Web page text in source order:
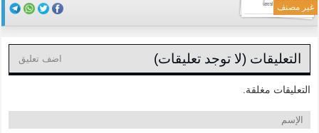
غير مصنف
التعليقات (لا توجد تعليقات) اضف تعليق
التعليقات مغلقة.